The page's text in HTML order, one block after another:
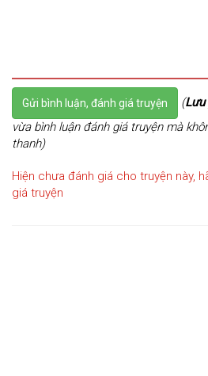
Gửi bình luận, đánh giá truyện (Lưu
vừa bình luận đánh giá truyện mà
thanh)
Hiện chưa đánh giá cho truyện này,
giá truyện